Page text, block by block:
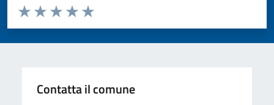
Valuta da 1 a 5 stelle la pagina
Valuta 5 stelle su 5
Valuta 4 stelle su 5
Valuta 3 stelle su 5
Valuta 2 stelle su 5
Valuta 1 stelle su 5
Contatta il comune